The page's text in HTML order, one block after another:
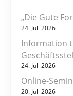
„Die Gute
24. Juli 2026
Information
24. Juli 2026
Online-
20. Juli 2026